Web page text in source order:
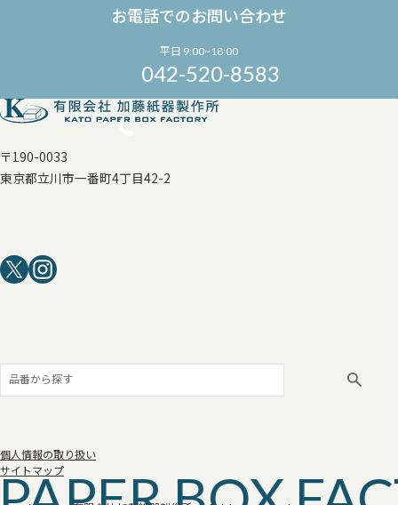
お電話でのお問い合わせ
平日 9:00~18:00
042-520-8583
〒190-0033
東京都立川市一番町4丁目42-2
個人情報の取り扱い
サイトマップ